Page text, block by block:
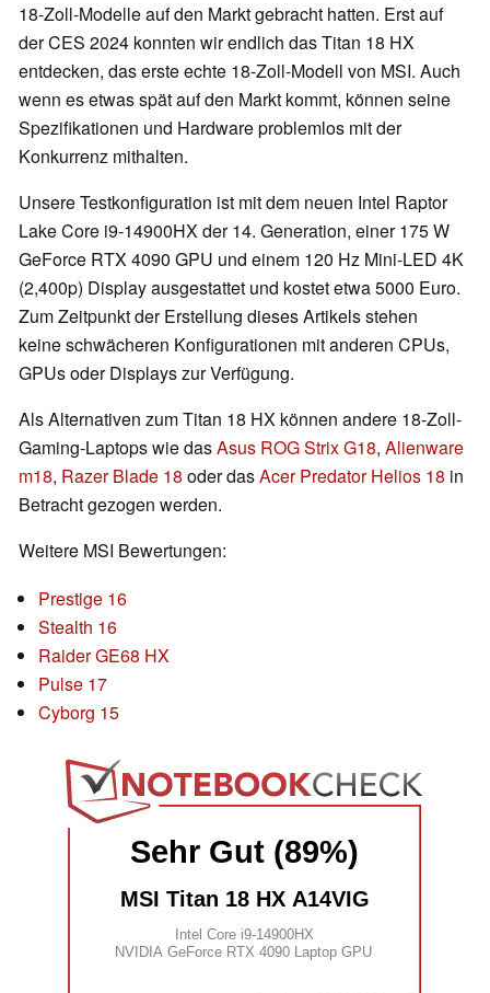
18-Zoll-Modelle auf den Markt gebracht hatten. Erst auf
der CES 2024 konnten wir endlich das Titan 18 HX
entdecken, das erste echte 18-Zoll-Modell von MSI. Auch
wenn es etwas spät auf den Markt kommt, können seine
Spezifikationen und Hardware problemlos mit der
Konkurrenz mithalten.
Unsere Testkonfiguration ist mit dem neuen Intel Raptor
Lake Core i9-14900HX der 14. Generation, einer 175 W
GeForce RTX 4090 GPU und einem 120 Hz Mini-LED 4K
(2,400p) Display ausgestattet und kostet etwa 5000 Euro.
Zum Zeitpunkt der Erstellung dieses Artikels stehen
keine schwächeren Konfigurationen mit anderen CPUs,
GPUs oder Displays zur Verfügung.
Als Alternativen zum Titan 18 HX können andere 18-Zoll-
Gaming-Laptops wie dasAsus ROG Strix G18, Alienware
m18, Razer Blade 18 oder dasAcer Predator Helios 18 in
Betracht gezogen werden.
Weitere MSI Bewertungen:
Prestige 16
Stealth 16
Raider GE68 HX
Pulse 17
Cyborg 15
Sehr Gut (89%)
MSI Titan 18 HX A14VIG
Intel Core i9-14900HX
NVIDIA GeForce RTX 4090 Laptop GPU